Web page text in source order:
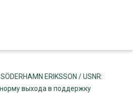
SÖDERHAMN ERIKSSON / USNR:
выхода в поддержку